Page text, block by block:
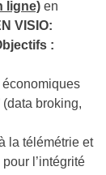
ligne) en
VISIO:
:
(data broking,
la télémétrie et
l’intégrité